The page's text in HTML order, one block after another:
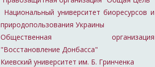
Национальный университет биоресурсов и
природопользования Украины
Общественная организация
"Восстановление Донбасса"
Киевский университет им. Б. Гринченка